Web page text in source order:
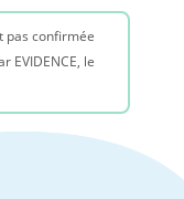
pas confirmée
EVIDENCE, le
ou
ne relève